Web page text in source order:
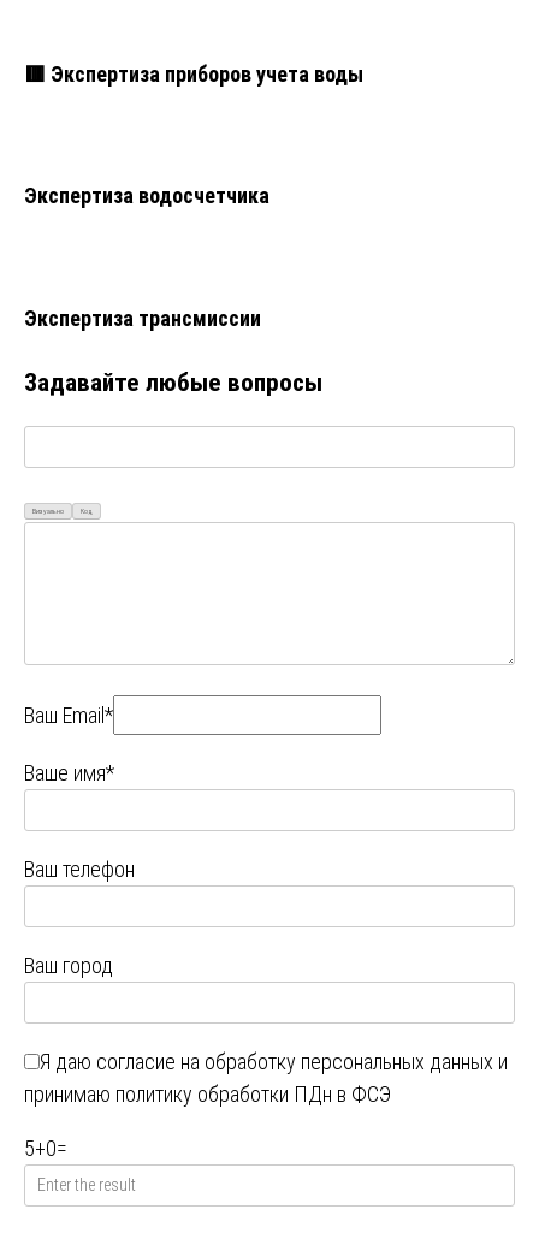
🟥 Экспертиза приборов учета воды
Экспертиза водосчетчика
Экспертиза трансмиссии
Задавайте любые вопросы
Визуально Код
Ваш Email*
Ваше имя*
Ваш телефон
Ваш город
Я даю согласие на обработку персональных данных и
принимаю политику обработки ПДн в ФСЭ
5+0=